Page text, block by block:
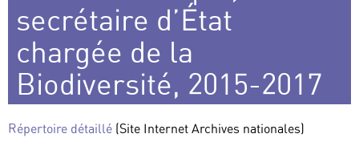
secrétaire d’État
chargée de la
Biodiversité, 2015-2017
Répertoire détaillé (Site Internet Archives nationales)